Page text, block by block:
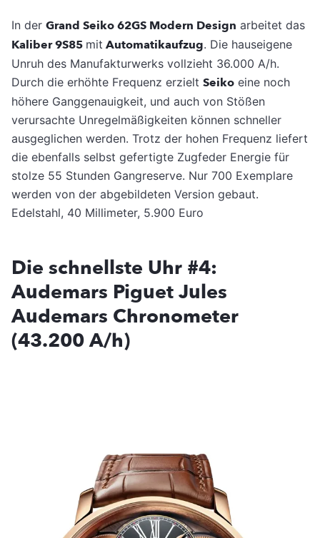
In der Grand Seiko 62GS Modern Design arbeitet das
Kaliber 9S85 mit Automatikaufzug. Die hauseigene
Unruh des Manufakturwerks vollzieht 36.000 A/h.
Durch die erhöhte Frequenz erzielt Seiko eine noch
höhere Ganggenauigkeit, und auch von Stößen
verursachte Unregelmäßigkeiten können schneller
ausgeglichen werden. Trotz der hohen Frequenz liefert
die ebenfalls selbst gefertigte Zugfeder Energie für
stolze 55 Stunden Gangreserve. Nur 700 Exemplare
werden von der abgebildeten Version gebaut.
Edelstahl, 40 Millimeter, 5.900 Euro
Die schnellste Uhr #4:
Audemars Piguet Jules
Audemars Chronometer
(43.200 A/h)